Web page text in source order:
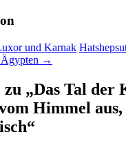
und Karnak
→
„Das Tal der
Himmel
“